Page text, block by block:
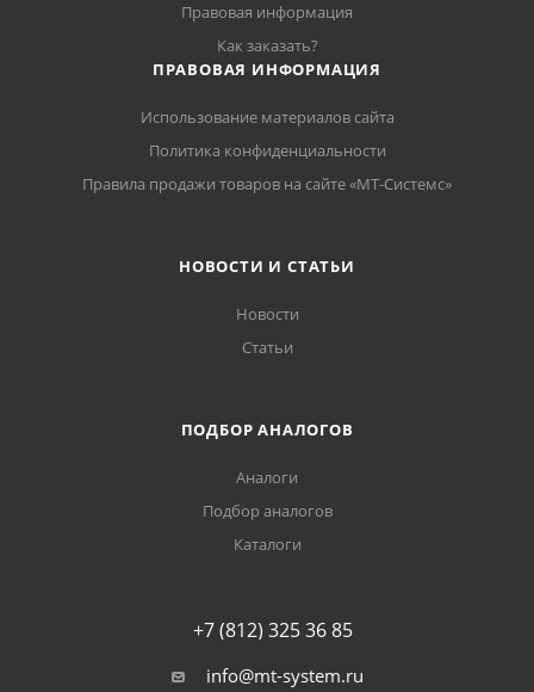
Правовая информация
Как заказать?
ПРАВОВАЯ ИНФОРМАЦИЯ
Использование материалов сайта
Политика конфиденциальности
Правила продажи товаров на сайте «МТ-Системс»
НОВОСТИ И СТАТЬИ
Новости
Статьи
ПОДБОР АНАЛОГОВ
Аналоги
Подбор аналогов
Каталоги
+7 (812) 325 36 85
info@mt-system.ru